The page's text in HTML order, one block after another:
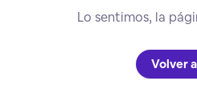
Lo sentimos, la
Volver